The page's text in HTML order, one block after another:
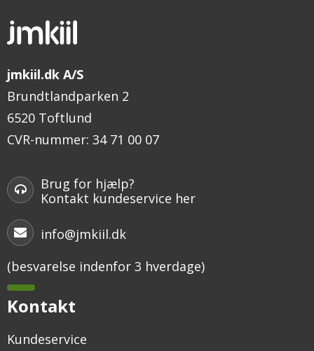
jmkiil.dk A/S
Brundtlandparken 2
6520 Toftlund
CVR-nummer: 34 71 00 07
Brug for hjælp?
Kontakt kundeservice her
info@jmkiil.dk
(besvarelse indenfor 3 hverdage)
Kontakt
Kundeservice